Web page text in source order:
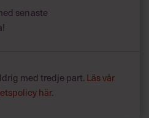
senaste
med tredje part. Läs vår
här.